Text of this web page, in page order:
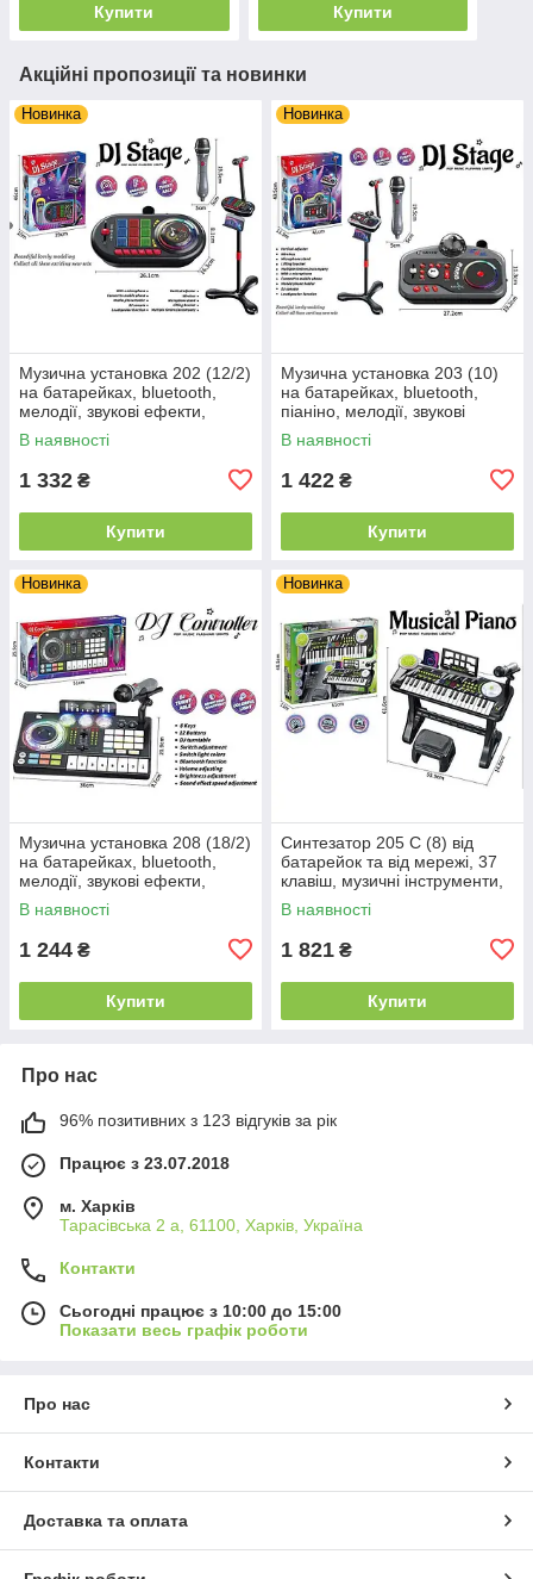
Купити Купити
Акційні пропозиції та новинки
Новинка
Музична установка 202 (12/2)
на батарейках, bluetooth,
мелодії, звукові ефекти,
запис, підсвічування,
мікрофон, стійка, в коробці
В наявності
1 332 ₴
Купити
Новинка
Музична установка 203 (10)
на батарейках, bluetooth,
піаніно, мелодії, звукові
ефекти, запис, підсвічування,
мікрофон, стійка, в
В наявності
1 422 ₴
Купити
Новинка
Музична установка 208 (18/2)
на батарейках, bluetooth,
мелодії, звукові ефекти,
запис, підсвічування,
інтерактивні ігри, мікрофон,
В наявності
1 244 ₴
Купити
Новинка
Синтезатор 205 C (8) від
батарейок та від мережі, 37
клавіш, музичні інструменти,
звукові ефекти, регулювання
ритму та гучності,
В наявності
1 821 ₴
Купити
Про нас
96% позитивних з 123 відгуків за рік
Працює з 23.07.2018
м. Харків
Тарасівська 2 а, 61100, Харків, Україна
Контакти
Сьогодні працює з 10:00 до 15:00
Показати весь графік роботи
Про нас
Контакти
Доставка та оплата